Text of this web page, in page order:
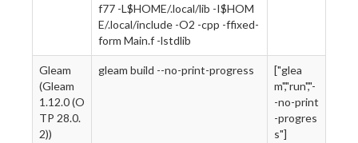
f77 -L$HOME/.local/lib -I$HOM
E/.local/include -O2 -cpp -ffixed-
form Main.f -lstdlib
Gleam
(Gleam
1.12.0 (O
TP 28.0.
2))
gleam build --no-print-progress
["glea
m","run","-
-no-print
-progres
s"]